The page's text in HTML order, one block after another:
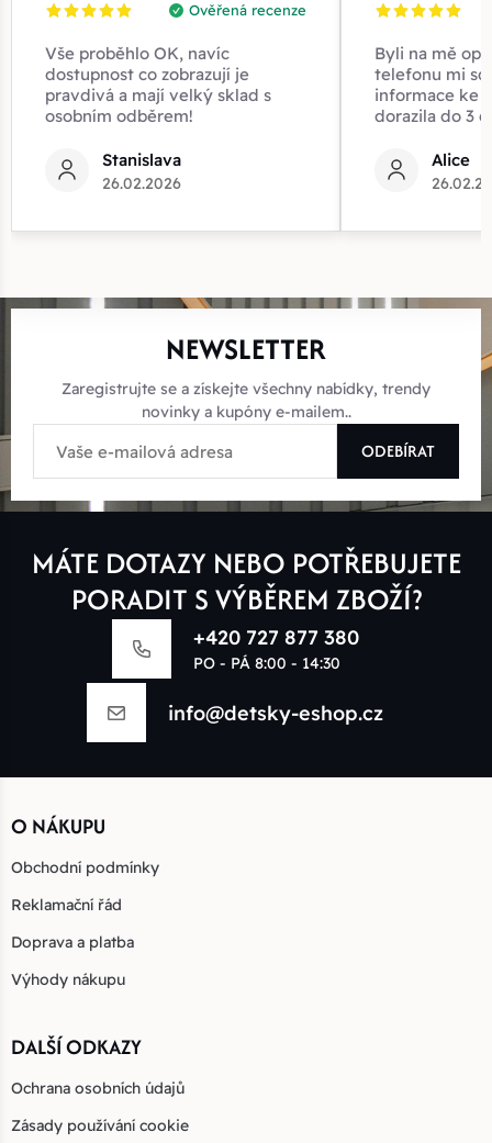
Ověřená recenze
Vše proběhlo OK, navíc
dostupnost co zobrazují je
pravdivá a mají velký sklad s
osobním odběrem!
Stanislava
26.02.2026
Byli na mě
telefonu mi
informace ke
dorazila do 3
Alice
NEWSLETTER
Zaregistrujte se a získejte všechny nabídky, trendy
novinky a kupóny e-mailem..
ODEBÍRAT
MÁTE DOTAZY NEBO POTŘEBUJETE
PORADIT S VÝBĚREM ZBOŽÍ?
+420 727 877 380
PO - PÁ 8:00 - 14:30
info@detsky-eshop.cz
O NÁKUPU
Obchodní podmínky
Reklamační řád
Doprava a platba
Výhody nákupu
DALŠÍ ODKAZY
Ochrana osobních údajů
Zásady používání cookie